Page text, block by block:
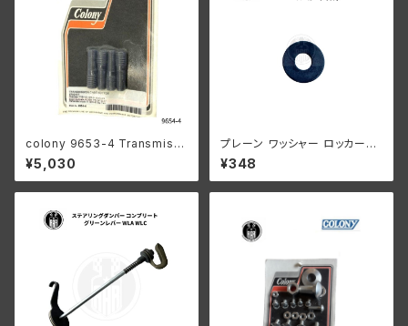
colony 9653-4 Transmissi
on case bottom stud kit
¥5,030
プレーン ワッシャー ロッカース
タッド 1枚 ハーレーダビッドソン
RL DL WL WLA パーカーライ
ズド
¥348